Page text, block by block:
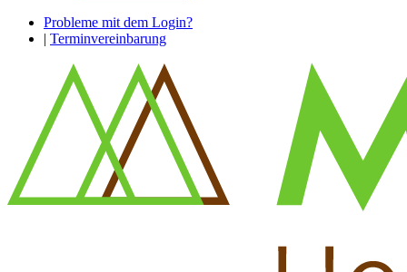
Probleme mit dem Login?
| Terminvereinbarung